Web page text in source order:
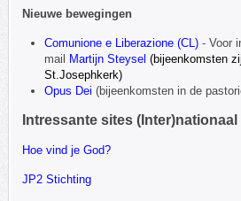
Nieuwe bewegingen
Comunione e Liberazione (CL) - Voor
mail
Martijn Steysel (bijeenkomsten
St.Josephkerk)
Opus Dei (bijeenkomsten in de
Intressante sites (Inter)nationaal
Hoe vind je God?
JP2 Stichting